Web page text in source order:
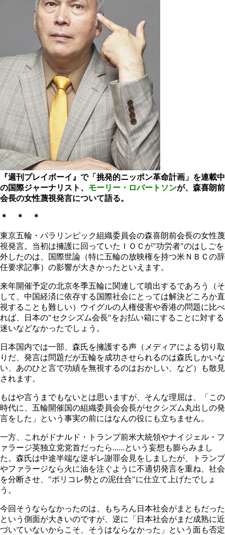
『週刊プレイボーイ』で「挑発的ニッポン革命計画」を連載中
の国際ジャーナリスト、 モーリー・ロバートソンが、 森喜朗前
会長の女性蔑視発言について語る。
＊ ＊ ＊
東京五輪・パラリンピック組織委員会の森喜朗前会長の女性蔑
視発言。当初は擁護に回っていたＩＯＣが"功労者"のはしごを
外したのは、国際世論（特に五輪の放映権を持つ米ＮＢＣの辞
任要求記事）の影響が大きかったといえます。
来年開催予定の北京冬季五輪に関連して噴出するであろう（そ
して、中国経済に依存する国際社会にとっては解決どころか直
視することも難しい）ウイグルの人権侵害や香港の問題に比べ
れば、日本の"セクシズム会長"をお払い箱にすることに対する
迷いなどなかったでしょう。
日本国内では一部、森氏を擁護する声（メディアによる切り取
りだ、発言は問題だが五輪を成功させられるのは森氏しかいな
い、あのひと言で功績を無視するのはおかしい、など）も散見
されます。
もはや言うまでもないとは思いますが、そんな理屈は、「この
時代に、五輪開催国の組織委員会会長がセクシズム丸出しの発
言をした」という事実の前にはなんの役にも立ちません。
一方、これがドナルド・トランプ前米大統領やナイジェル・フ
ァラージ英独立党党首だったら......という妄想も膨らみまし
た。森氏は中途半端な逆ギレ謝罪会見をしましたが、トランプ
やファラージなら火に油を注ぐように不適切発言を重ね、社会
を分断させ、"ポリコレ勢との泥仕合"に仕立て上げたでしょ
う。
今回そうならなかったのは、もちろん日本社会がまともだった
という側面が大きいのですが、逆に「日本社会がまだ成熟に近
づいていないからこそ、そうはならなかった」という面も否定